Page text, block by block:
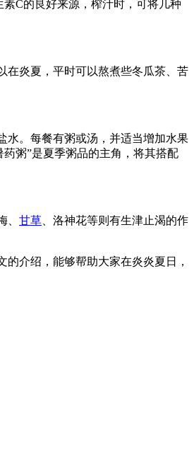
C的良好来源，榨汁时，可将几种
在炎夏，平时可以熬煮些冬瓜茶、苦
水。每餐有粥或汤，并适当增加水果
药粥”是夏季粥品的主角，将其搭配
、 甘草 、洛神花等则有生津止渴的作
介绍，能够帮助大家在炎炎夏日，